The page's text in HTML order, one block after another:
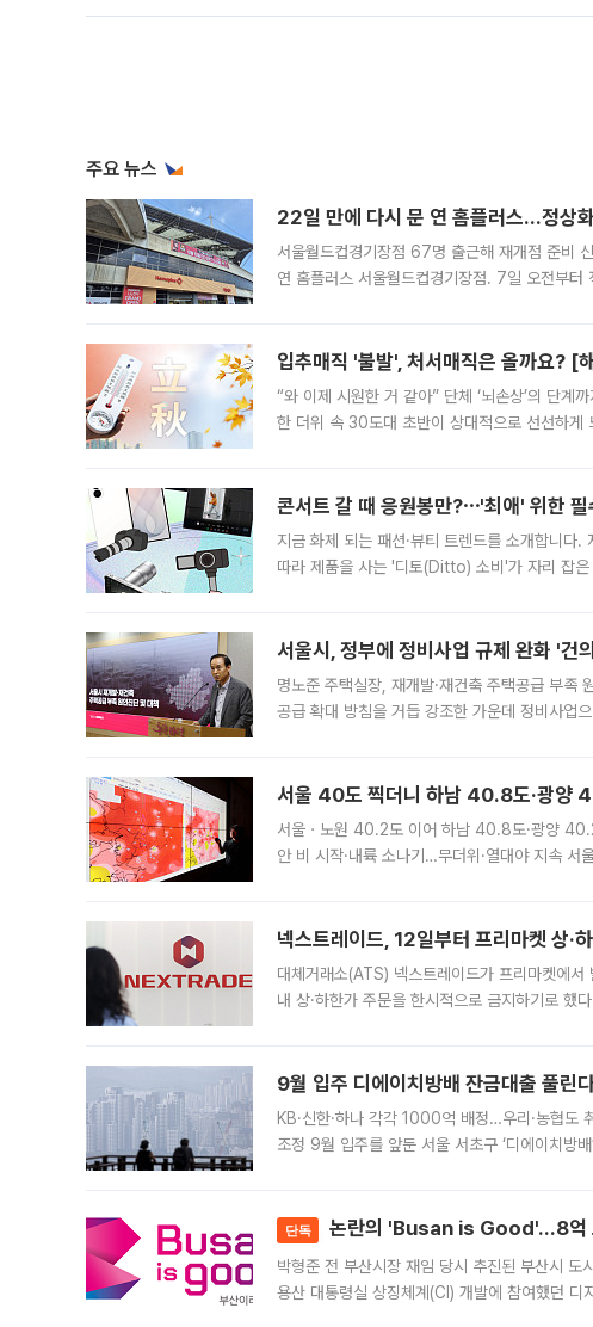
주요 뉴스
22일 만에 다시 문 연 홈플러스…정상
서울월드컵경기장점 67명 출근해 재개점 준비
연 홈플러스 서울월드컵경기장점. 7일 오전부
입추매직 '불발', 처서매직은 올까요? [
“와 이제 시원한 거 같아” 단체 ‘뇌손상’의 단
한 더위 속 30도대 초반이 상대적으로 선선하게
콘서트 갈 때 응원봉만?⋯'최애' 위한
지금 화제 되는 패션·뷰티 트렌드를 소개합니다
따라 제품을 사는 '디토(Ditto) 소비'가 자리 잡
서울시, 정부에 정비사업 규제 완화 '
명노준 주택실장, 재개발·재건축 주택공급 부족
공급 확대 방침을 거듭 강조한 가운데 정비사업
서울 40도 찍더니 하남 40.8도·광양
서울ㆍ노원 40.2도 이어 하남 40.8도·광양
안 비 시작·내륙 소나기…무더위·열대야 지속
넥스트레이드, 12일부터 프리마켓 상·
대체거래소(ATS) 넥스트레이드가 프리마켓에
내 상·하한가 주문을 한시적으로 금지하기로 했
9월 입주 디에이치방배 잔금대출 풀
KB·신한·하나 각각 1000억 배정…우리·농협도
조정 9월 입주를 앞둔 서울 서초구 ‘디에이치방
단독 논란의 'Busan is Good'…8억
박형준 전 부산시장 재임 당시 추진된 부산시
용산 대통령실 상징체계(CI) 개발에 참여했던